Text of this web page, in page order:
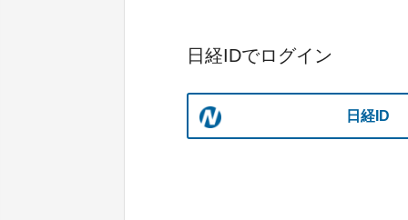
日経IDでログイン
日経ID